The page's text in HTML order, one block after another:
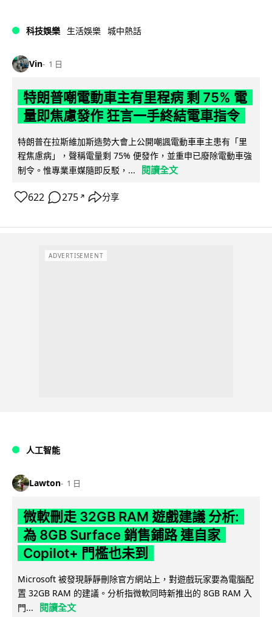
科技娛樂 生活娛樂 城中熱話
Vin 1 日
特朗普嘲電動車主有里程病 剩 75% 電
量即焦慮發作 狂言一手終結電車指令
特朗普在拉斯維加斯造勢大會上公開嘲諷電動車車主患有「里
程焦慮病」，聲稱電量剩 75% 便發作，並重申已廢除電動車強
制令。惟專業車媒隨即反駁，...
閱讀全文
622 275 ↗ 分享
ADVERTISEMENT
人工智能
Lawton 1 日
微軟刪走 32GB RAM 遊戲建議 分析:
為 8GB Surface 銷售鋪路 連自家
Copilot+ 門檻也未到
Microsoft 被發現靜靜刪除官方網站上，對遊戲玩家要為電腦配
置 32GB RAM 的建議。分析指微軟同時新推出的 8GB RAM 入
門...
閱讀全文